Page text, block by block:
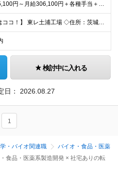
◇月給205,100円～月給306,100円＋各種手当＋賞与年2回 ※一律支給：交代手当（2万5,000円）が月給に含まれます。 ※経験・能力を考慮したうえで決定 ※時間外手当は別途、全額支給 ※試
【勤務地はココ！】 東レ土浦工場 ◇住所：茨城県土浦市北神立町2-1 ★嬉しい【転勤なし】！腰を据えて働けます！ ＜気になるアクセス方法は？＞ 【マイカー・バイク通勤の方】 もちろん車通勤OK！（広
検討中に入れる
日： 2026.08.27
1
・バイオ関連職
バイオ・食品・医薬
食品・医薬系製造開発 × 社宅ありの転